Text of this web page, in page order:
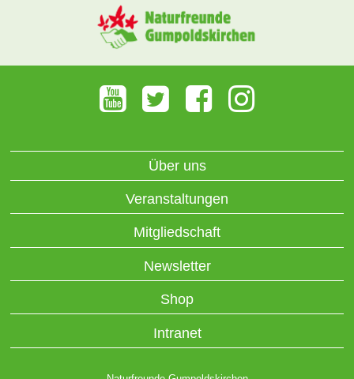
Über uns
Veranstaltungen
Mitgliedschaft
Newsletter
Shop
Intranet